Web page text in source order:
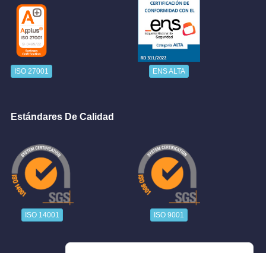
ISO 27001 ENS ALTA
Estándares De Calidad
ISO 14001 ISO 9001